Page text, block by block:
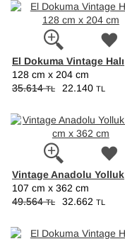
El Dokuma Vintage Halı
128 cm x 204 cm
35.614TL 22.140 TL
Vintage Anadolu Yolluk
107 cm x 362 cm
49.564TL 32.662 TL